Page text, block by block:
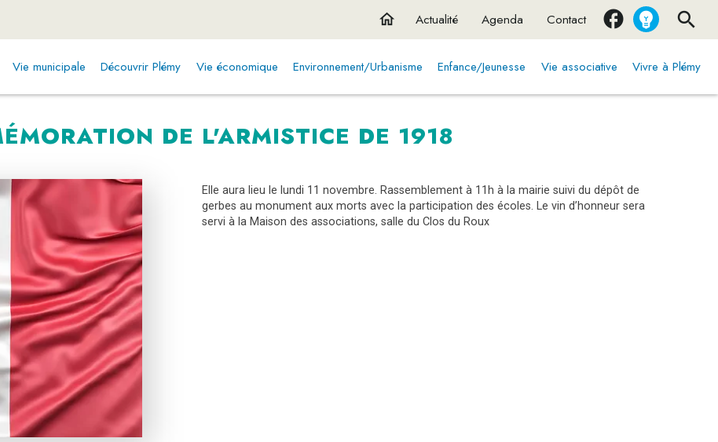
home Actualité Agenda Contact
Vie municipale Découvrir Plémy Vie économique Environnement/Urbanisme Enfance/Jeunesse Vie associative Vivre à Plémy
DE L'ARMISTICE DE 1918
Elle aura lieu le lundi 11 novembre. Rassemblement à 11h à la mairie suivi du dépôt de
gerbes au monument aux morts avec la participation des écoles. Le vin d’honneur sera
servi à la Maison des associations, salle du Clos du Roux